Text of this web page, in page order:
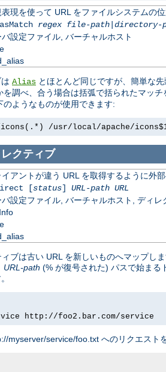
現を使って URL をファイルシステムの
regex file-path| directory-
設定ファイル, バーチャルホスト
Alias とほとんど同じですが、簡単な
調べ、合う場合は括弧で括られたマッ
のようなものが使用できます:
/usr/local/apache/
クティブ
イアントが違う URL を取得するように外
[status] URL-path URL
バ設定ファイル, バーチャルホスト, ディレ
ブは古い URL を新しいものへマップし
URL-path (% が復号された) パスで始まる
http://foo2.bar.com/service
myserver/service/foo.txt へのリクエスト